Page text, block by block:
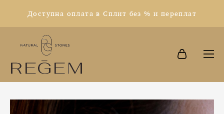
Доступна оплата в Сплит без % и переплат